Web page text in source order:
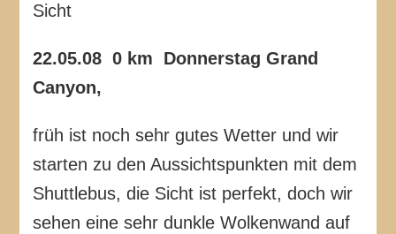
Sicht
22.05.08 0 km Donnerstag Grand
Canyon,
früh ist noch sehr gutes Wetter und wir
starten zu den Aussichtspunkten mit dem
Shuttlebus, die Sicht ist perfekt, doch wir
sehen eine sehr dunkle Wolkenwand auf